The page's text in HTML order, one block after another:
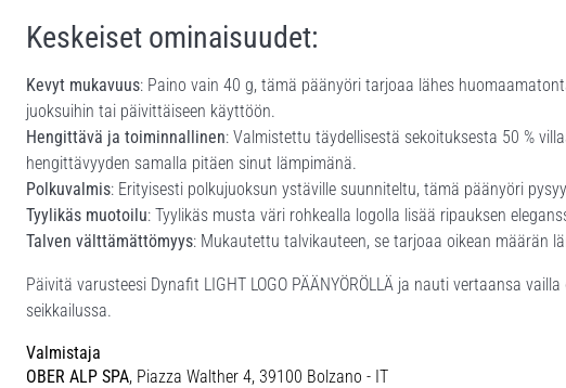
Keskeiset ominaisuudet:
Kevyt mukavuus: Paino vain 40 g, tämä päänyöri tarjoaa lähes
juoksuihin tai päivittäiseen käyttöön.
Hengittävä ja toiminnallinen: Valmistettu täydellisestä sekoituksesta 50 %
hengittävyyden samalla pitäen sinut lämpimänä.
Polkuvalmis: Erityisesti polkujuoksun ystäville suunniteltu, tämä päänyöri
Tyylikäs muotoilu: Tyylikäs musta väri rohkealla logolla lisää ripauksen
Talven välttämättömyys: Mukautettu talvikauteen, se tarjoaa oikean määrän
Päivitä varusteesi Dynafit LIGHT LOGO PÄÄNYÖRÖLLÄ ja nauti vertaansa
seikkailussa.
Valmistaja
OBER ALP SPA, Piazza Walther 4, 39100 Bolzano - IT